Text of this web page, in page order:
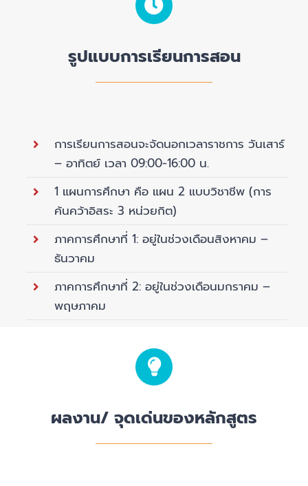
รูปแบบการเรียนการสอน
การเรียนการสอนจะจัดนอกเวลาราชการ วันเสาร์
– อาทิตย์ เวลา 09:00-16:00 น.
1 แผนการศึกษา คือ แผน 2 แบบวิชาชีพ (การ
ค้นคว้าอิสระ 3 หน่วยกิต)
ภาคการศึกษาที่ 1: อยู่ในช่วงเดือนสิงหาคม –
ธันวาคม
ภาคการศึกษาที่ 2: อยู่ในช่วงเดือนมกราคม –
พฤษภาคม
ผลงาน/ จุดเด่นของหลักสูตร